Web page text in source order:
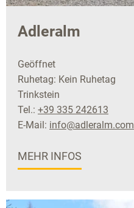
Adleralm
Geöffnet
Ruhetag: Kein Ruhetag
Trinkstein
Tel.: +39 335 242613
E-Mail: info@adleralm.com
MEHR INFOS